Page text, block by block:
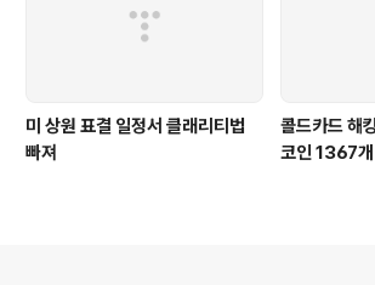
미 상원 표결 일정서 클래리티법
빠져
콜드카드 해
코인 1367개